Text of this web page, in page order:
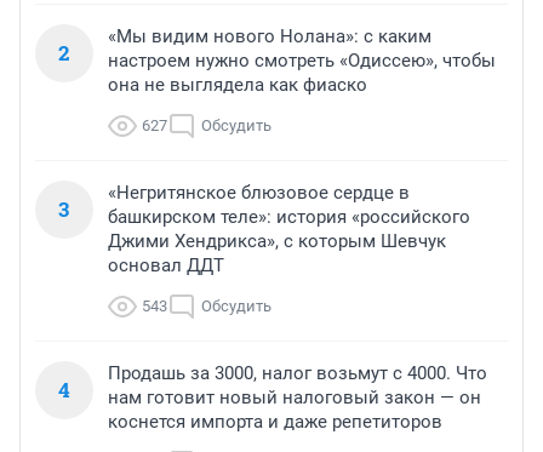
2
«Мы видим нового Нолана»: с каким
настроем нужно смотреть «Одиссею», чтобы
она не выглядела как фиаско
627 Обсудить
3
«Негритянское блюзовое сердце в
башкирском теле»: история «российского
Джими Хендрикса», с которым Шевчук
основал ДДТ
543 Обсудить
4
Продашь за 3000, налог возьмут с 4000. Что
нам готовит новый налоговый закон — он
коснется импорта и даже репетиторов